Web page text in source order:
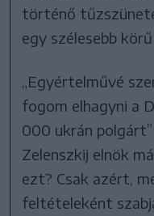
történő
egy szélesebb
„Egyértelművé
fogom elhagyni a
000 ukrán
Zelenszkij elnök
ezt? Csak azért,
feltételeként